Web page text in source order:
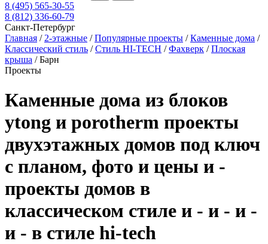
8 (495) 565-30-55
8 (812) 336-60-79
Санкт-Петербург
Главная / 2-этажные /Популярные проекты /Каменные дома /
Классический стиль /Стиль HI-TECH /Фахверк /Плоская
крыша /Барн
Проекты
Каменные дома из блоков
ytong и porotherm проекты
двухэтажных домов под ключ
с планом, фото и цены и -
проекты домов в
классическом стиле и - и - и -
и - в стиле hi-tech